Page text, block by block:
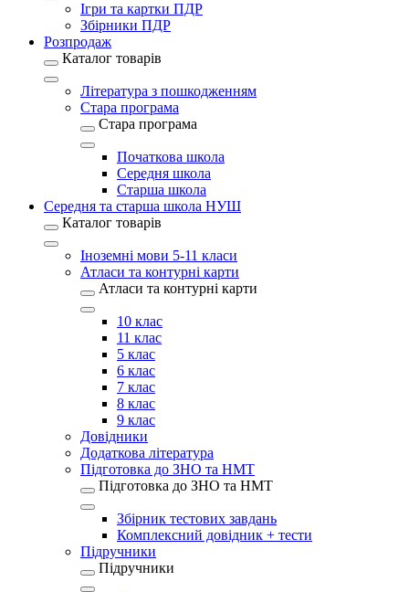
Ігри та картки ПДР
Збірники ПДР
Розпродаж
Каталог товарів
Література з пошкодженням
Стара програма
Стара програма
Початкова школа
Середня школа
Старша школа
Середня та старша школа НУШ
Каталог товарів
Іноземні мови 5-11 класи
Атласи та контурні карти
Атласи та контурні карти
10 клас
11 клас
5 клас
6 клас
7 клас
8 клас
9 клас
Довідники
Додаткова література
Підготовка до ЗНО та НМТ
Підготовка до ЗНО та НМТ
Збірник тестових завдань
Комплексний довідник + тести
Підручники
Підручники